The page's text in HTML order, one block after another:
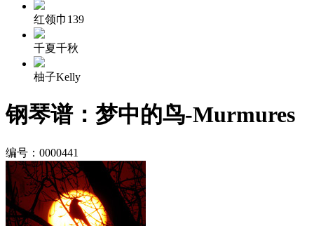
红领巾139
千夏千秋
柚子Kelly
钢琴谱：梦中的鸟-Murmures
编号：0000441